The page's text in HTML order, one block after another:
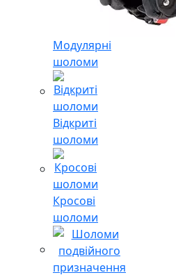
Модулярні
шоломи
Відкриті
шоломи
Кросові
шоломи